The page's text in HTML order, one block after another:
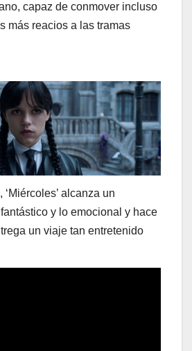
capaz de conmover incluso
más reacios a las tramas
alcanza un
y lo emocional y hace
un viaje tan entretenido